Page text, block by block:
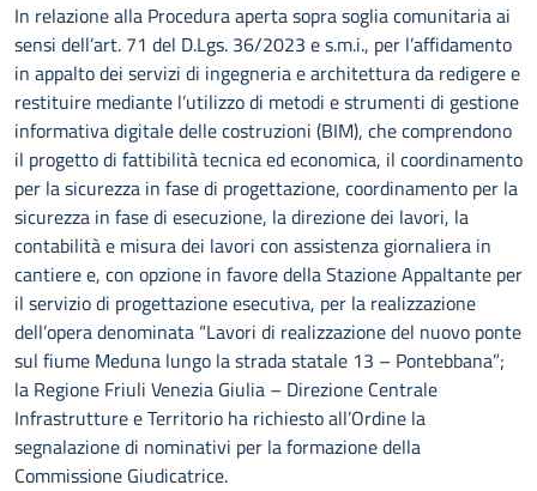
In relazione alla Procedura aperta sopra soglia comunitaria ai
sensi dell’art. 71 del D.Lgs. 36/2023 e s.m.i., per l’affidamento
in appalto dei servizi di ingegneria e architettura da redigere e
restituire mediante l’utilizzo di metodi e strumenti di gestione
informativa digitale delle costruzioni (BIM), che comprendono
il progetto di fattibilità tecnica ed economica, il coordinamento
per la sicurezza in fase di progettazione, coordinamento per la
sicurezza in fase di esecuzione, la direzione dei lavori, la
contabilità e misura dei lavori con assistenza giornaliera in
cantiere e, con opzione in favore della Stazione Appaltante per
il servizio di progettazione esecutiva, per la realizzazione
dell’opera denominata “Lavori di realizzazione del nuovo ponte
sul fiume Meduna lungo la strada statale 13 – Pontebbana”;
la Regione Friuli Venezia Giulia – Direzione Centrale
Infrastrutture e Territorio ha richiesto all’Ordine la
segnalazione di nominativi per la formazione della
Commissione Giudicatrice.